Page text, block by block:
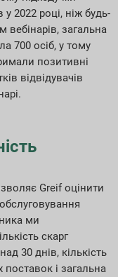
у 2022 році, ніж будь-
загальна
700 осіб, у тому
позитивні
відвідувачів
Greif оцінити
ми
скарг
30 днів, кількість
поставок і загальна